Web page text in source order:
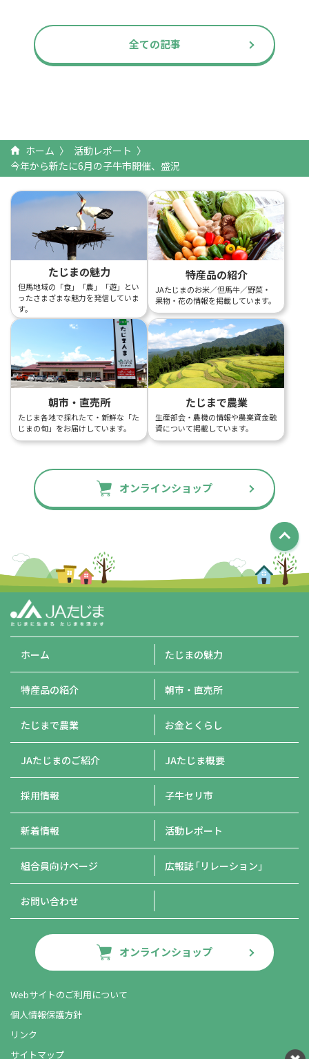
全ての記事
ホーム
活動レポート
今年から新たに6月の子牛市開催、盛況
たじまの魅力
但馬地域の「食」「農」「遊」とい
ったさまざまな魅力を発信していま
す。
特産品の紹介
JAたじまのお米／但馬牛／野菜・
果物・花の情報を掲載しています。
朝市・直売所
たじま各地で採れたて・新鮮な「た
じまの旬」をお届けしています。
たじまで農業
生産部会・農機の情報や農業資金融
資について掲載しています。
オンラインショップ
ホーム たじまの魅力
特産品の紹介 朝市・直売所
たじまで農業 お金とくらし
JAたじまのご紹介 JAたじま概要
採用情報 子牛セリ市
新着情報 活動レポート
組合員向けページ 広報誌「リレーション」
お問い合わせ
オンラインショップ
Webサイトのご利用について
個人情報保護方針
リンク
サイトマップ